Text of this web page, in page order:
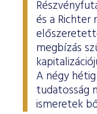
és a
megbízás
A négy
tudatosság
ismeretek